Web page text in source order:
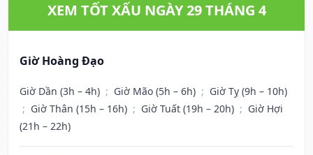
XEM TỐT XẤU NGÀY 29 THÁNG 4
Giờ Hoàng Đạo
Giờ Dần (3h – 4h) ; Giờ Mão (5h – 6h) ; Giờ Tỵ (9h – 10h)
; Giờ Thân (15h – 16h) ; Giờ Tuất (19h – 20h) ; Giờ Hợi
(21h – 22h)